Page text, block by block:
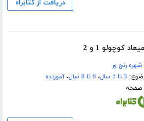
دریافت از کتابراه
کوچولو 1 و 2
شهره رنج ور
3 تا 5 سال ، 6 تا 8 سال ،آموزنده